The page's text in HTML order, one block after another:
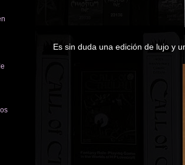
Es sin duda una edición de lujo y